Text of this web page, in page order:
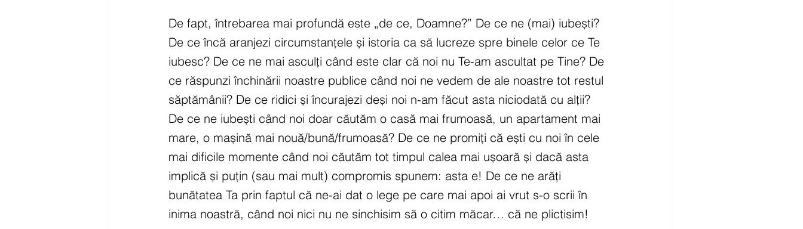
De fapt, întrebarea mai profundă este „de ce, Doamne?” De ce ne (mai) iubești?
De ce încă aranjezi circumstanțele și istoria ca să lucreze spre binele celor ce Te
iubesc? De ce ne mai asculți când este clar că noi nu Te-am ascultat pe Tine? De
ce răspunzi închinării noastre publice când noi ne vedem de ale noastre tot restul
săptămânii? De ce ridici și încurajezi deși noi n-am făcut asta niciodată cu alții?
De ce ne iubești când noi doar căutăm o casă mai frumoasă, un apartament mai
mare, o mașină mai nouă/bună/frumoasă? De ce ne promiți că ești cu noi în cele
mai dificile momente când noi căutăm tot timpul calea mai ușoară și dacă asta
implică și puțin (sau mai mult) compromis spunem: asta e! De ce ne arăți
bunătatea Ta prin faptul că ne-ai dat o lege pe care mai apoi ai vrut s-o scrii în
inima noastră, când noi nici nu ne sinchisim să o citim măcar… că ne plictisim!